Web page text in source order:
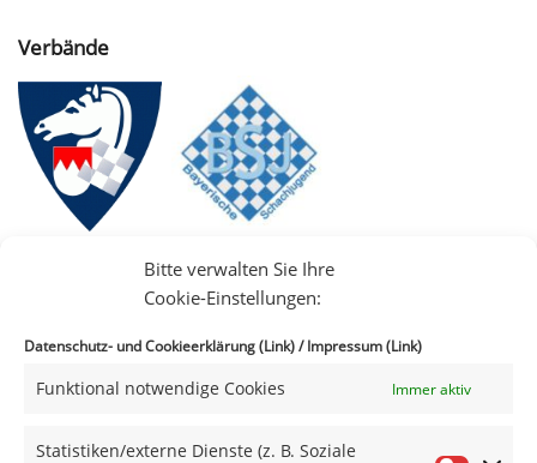
Bitte verwalten Sie Ihre
Cookie-Einstellungen:
Datenschutz- und Cookieerklärung (Link)/Impressum (Link)
Funktional notwendige Cookies Immer aktiv
Statistiken/externe Dienste (z. B. Soziale
Verbände